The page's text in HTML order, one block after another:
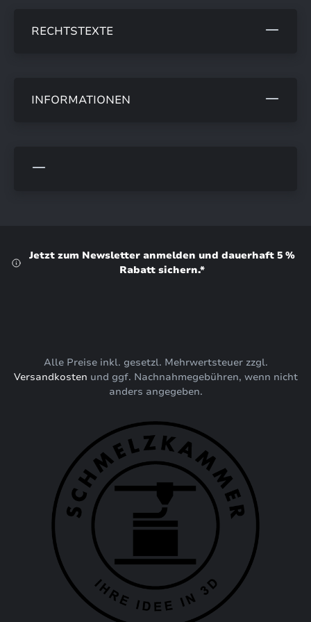
RECHTSTEXTE
INFORMATIONEN
Jetzt zum Newsletter anmelden und dauerhaft 5 %
Rabatt sichern.*
Alle Preise inkl. gesetzl. Mehrwertsteuer zzgl.
Versandkosten und ggf. Nachnahmegebühren, wenn nicht
anders angegeben.